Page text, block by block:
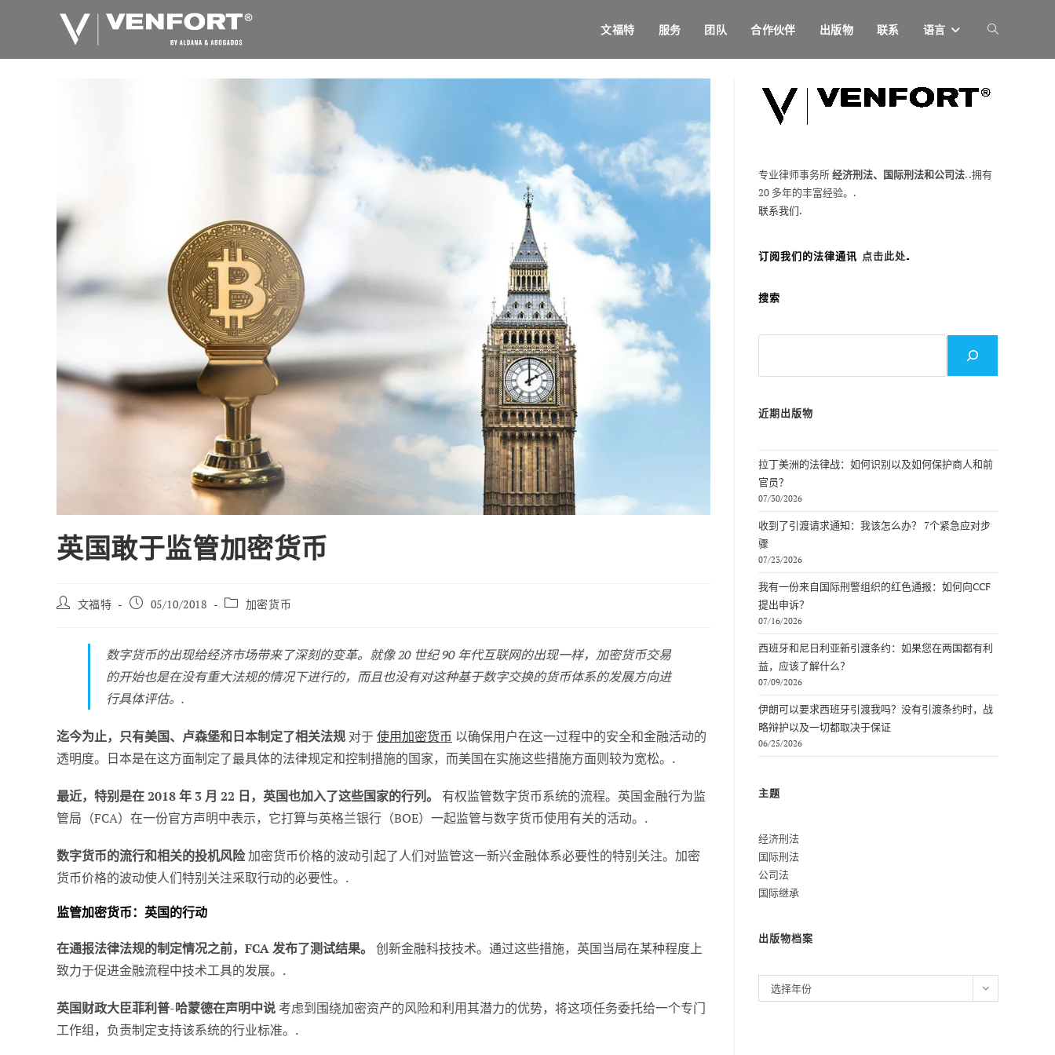
文福特 服务 团队 合作伙伴 出版物 联系 语言 切
换
英国敢于监管加密货币
帖
文福特
已
05/10/2018
职
别
加密货币
数字货币的出现给经济市场带来了深刻的变革。就像 20 世纪 90 年代互联网的出现一样，加密货币交易
的开始也是在没有重大法规的情况下进行的，而且也没有对这种基于数字交换的货币体系的发展方向进
行具体评估。.
迄今为止，只有美国、卢森堡和日本制定了相关法规 对于使用加密货币 以确保用户在这一过程中的安全和金融活动的
透明度。日本是在这方面制定了最具体的法律规定和控制措施的国家，而美国在实施这些措施方面则较为宽松。.
最近，特别是在 2018 年 3 月 22 日，英国也加入了这些国家的行列。
有权监管数字货币系统的流程。英国金融行为监
管局（FCA）在一份官方声明中表示，它打算与英格兰银行（BOE）一起监管与数字货币使用有关的活动。.
数字货币的流行和相关的投机风险加密货币价格的波动引起了人们对监管这一新兴金融体系必要性的特别关注。加密
货币价格的波动使人们特别关注采取行动的必要性。.
监管加密货币：英国的行动
在通报法律法规的制定情况之前，FCA 发布了测试结果。 创新金融科技技术。通过这些措施，英国当局在某种程度上
致力于促进金融流程中技术工具的发展。.
英国财政大臣菲利普-哈蒙德在声明中说考虑到围绕加密资产的风险和利用其潜力的优势，将这项任务委托给一个专门
工作组，负责制定支持该系统的行业标准。.
专业律师事务所经济刑法、国际刑法和公司法. .拥有
20 多年的丰富经验。.
联系我们.
订阅我们的法律通讯 点击此处.
搜索
近期出版物
拉丁美洲的法律战：如何识别以及如何保护商人和前
官员？
07/30/2026
收到了引渡请求通知：我该怎么办？ 7个紧急应对步
骤
07/23/2026
我有一份来自国际刑警组织的红色通报：如何向CCF
提出申诉？
07/16/2026
西班牙和尼日利亚新引渡条约：如果您在两国都有利
益，应该了解什么？
07/09/2026
伊朗可以要求西班牙引渡我吗？没有引渡条约时，战
略辩护以及一切都取决于保证
06/25/2026
主题
经济刑法
国际刑法
公司法
国际继承
出版物档案
档
选择年份